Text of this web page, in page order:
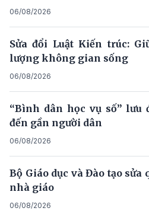
06/08/2026
Sửa đổi Luật Kiến trúc:
lượng không gian sống
06/08/2026
“Bình dân học vụ số” lưu
đến gần người dân
06/08/2026
Bộ Giáo dục và Đào tạo
nhà giáo
06/08/2026